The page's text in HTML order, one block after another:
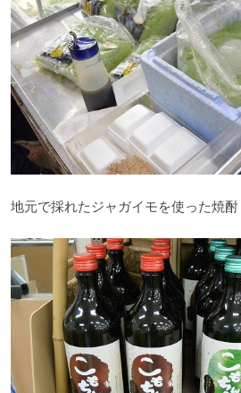
地元で採れたジャガイモを使った焼酎